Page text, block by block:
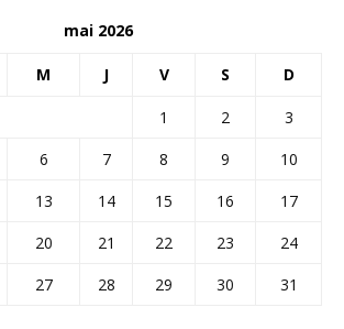
mai 2026
M J V S D
1 2
3
6 7 8 9
10
13 14 15 16
17
20 21 22 23
24
27 28 29 30
31